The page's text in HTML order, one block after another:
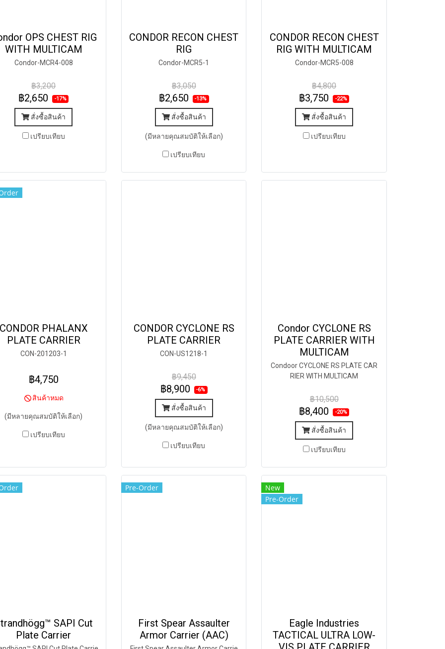
OPS CHEST RIG
WITH MULTICAM
Condor-MCR4-008
฿3,200
฿2,650 -17%
สั่งซื้อสินค้า
เปรียบเทียบ
CONDOR RECON CHEST
RIG
Condor-MCR5-1
฿3,050
฿2,650 -13%
สั่งซื้อสินค้า
(มีหลายคุณสมบัติให้เลือก)
เปรียบเทียบ
CONDOR RECON CHEST
RIG WITH MULTICAM
Condor-MCR5-008
฿4,800
฿3,750 -22%
สั่งซื้อสินค้า
เปรียบเทียบ
CONDOR PHALANX
PLATE CARRIER
CON-201203-1
฿4,750
สินค้าหมด
(มีหลายคุณสมบัติให้เลือก)
เปรียบเทียบ
CONDOR CYCLONE RS
PLATE CARRIER
CON-US1218-1
฿9,450
฿8,900 -6%
สั่งซื้อสินค้า
(มีหลายคุณสมบัติให้เลือก)
เปรียบเทียบ
Condor CYCLONE RS
PLATE CARRIER WITH
MULTICAM
Condoor CYCLONE RS PLATE CAR
RIER WITH MULTICAM
฿10,500
฿8,400 -20%
สั่งซื้อสินค้า
เปรียบเทียบ
SAPI Cut
Plate Carrier
Pre-Order
First Spear Assaulter
Armor Carrier (AAC)
New
Pre-Order
Eagle Industries
TACTICAL ULTRA LOW-